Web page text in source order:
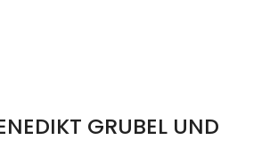
GRUBEL UND